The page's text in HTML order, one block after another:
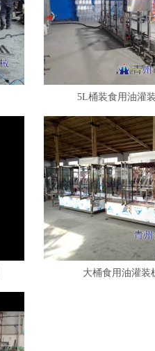
5L桶装食用油灌
大桶食用油灌装